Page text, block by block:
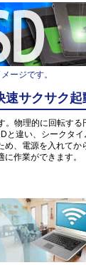
ージです。
速サクサク起
。物理的に回転する
と違い、シークタ
め、電源を入れてか
作業ができます。